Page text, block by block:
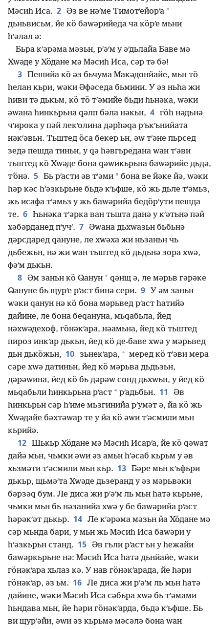
Мәсиһ Иса. 2 Әз ве нәʹме Тимотʹейорʹа *
дьньвисьм, йе кӧ баԝәрийеда ча кӧрʹе мьни
һʹәлал ә:
Бьра кʹәрәма мәзьн, рʹәʹм у әʹдьлайа Баве мә
Хԝәде у Хӧдане мә Мәсиһ Иса, сәр тә бә!
3 Пешийа кӧ әз бьчума Макәдонйайе, мьн тӧ
һелан кьри, ԝәки Әфәседа бьмини. У әз ньһа жи
һиви тә дькьм, кӧ тӧ тʹәмийе бьди һьнәка, ԝәки
әԝана һинкьрьна ԛәлп бәла нәкьн, 4 гӧһ нәдьнә
чʹирока у пәй лекʹолина дәрһәԛа рʹькʹьнийата
нәкʹәвьн. Тьштед ӧса бекер ьн, әԝ тʹәне пьрсед
зедә пешда тиньн, у ԛә һәвгьредана ԝан тʹәви
тьштед кӧ Хԝәде бона ԛәԝикьрьна баԝәрийе дьдә,
тʹӧнә. 5 Бь рʹасти әв тʹәми * бона ве йәке йә, ԝәки
һәр кәс һʹәзкьрьне бьдә кʹьфше, кӧ жь дьле тʹәмьз,
жь исафа тʹәмьз у жь баԝәрийа бедӧрʹути пешда
те. 6 Һьнәка тʹәрка ван тьшта данә у кʹәтьнә пәй
хәбәрданед пʹучʹ. 7 Әԝана дьхԝазьн бьбьнә
дәрсдаред ԛануне, ле хԝәха жи ньзаньн чь
дьбежьн, нә жи ԝан тьштед кӧ дьдьнә зора хԝә,
фәʹм дькьн.
8 Әм заньн кӧ Ԛанун * ԛәнщ ә, ле мәрьв гәрәке
Ԛануне бь щурʹе рʹаст бинә сери. 9
У әм заньн
ԝәки ԛанун нә кӧ бона мәрьвед рʹаст һатийә
дайине, ле бона беԛануна, мьԛабьла, йед
нәхԝәдехоф, гӧнәкʹара, нәамьна, йед кӧ тьштед
пироз инкʹар дькьн, йед кӧ де-баве хԝә у мәрьвед
дьн дькӧжьн, 10 зьнекʹара, * меред кӧ тʹәви мера
сәре хԝә датиньн, йед кӧ мәрьва дьдьзьн,
дәрәԝина, йед кӧ бь дәрәԝ сонд дьхԝьн, у йед кӧ
мьԛабьли һинкьрьна рʹаст * рʹадьбьн. 11
Әв
һинкьрьн сәр һʹиме мьзгинийа рʹумәт ә, йа кӧ жь
Хԝәдайе бәхтәԝар те у йа кӧ әԝи тʹәсмили мьн
кьрийә.
12 Шькьр Хӧдане мә Мәсиһ Исарʹа, йе кӧ ԛәԝат
дайә мьн, чьмки әԝи әз амьн һʹәсаб кьрьм у әв
хьзмәти тʹәсмили мьн кьр. 13 Бәре мьн кʹьфьри
дькьр, щьмәʹта Хԝәде дьзеранд у әз мәрьвәки
бәрзәԛ бум. Ле диса жи рʹәʹм ль мьн һатә кьрьне,
чьмки мьн бь нәзанийа хԝә у бе баԝәрийа рʹаст
һәрәкʹәт дькьр. 14 Ле кʹәрәма мәзьн йа Хӧдане мә
сәр мьнда бари, у мьн жь Мәсиһ Иса баԝәри у
һʹәзкьрьн станд. 15 Әв гьли рʹаст ьн у һежайи
баԝәркьрьне нә: Мәсиһ Иса һатә дьнйайе, ԝәки
гӧнәкʹара хьлаз кә. У нав гӧнәкʹарада, йе һәри
гӧнәкʹар, әз ьм. 16 Ле диса жи рʹәʹм ль мьн һатә
дайине, ԝәки Мәсиһ Иса сәбьра хԝә бь тʹәмами
һьндава мьн, йе һәри гӧнәкʹарда, бьдә кʹьфше. Бь
ви щурʹәйи, әԝи әз кьрьмә мәсәлә бона ԝан